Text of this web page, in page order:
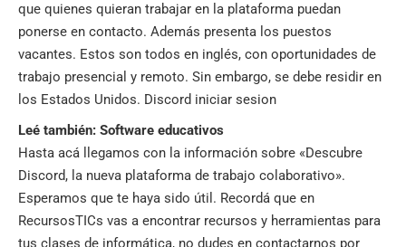
que quienes quieran trabajar en la plataforma puedan
ponerse en contacto. Además presenta los puestos
vacantes. Estos son todos en inglés, con oportunidades de
trabajo presencial y remoto. Sin embargo, se debe residir en
los Estados Unidos. Discord iniciar sesion
Leé también: Software educativos
Hasta acá llegamos con la información sobre «Descubre
Discord, la nueva plataforma de trabajo colaborativo».
Esperamos que te haya sido útil. Recordá que en
RecursosTICs vas a encontrar recursos y herramientas para
tus clases de informática, no dudes en contactarnos por